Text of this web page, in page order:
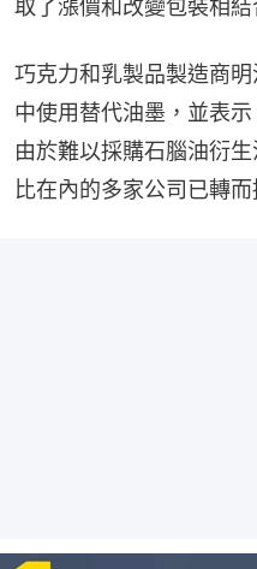
取了漲價和改變包裝相結
巧克力和乳製品製造商
中使用替代油墨，並表
由於難以採購石腦油衍
比在內的多家公司已轉